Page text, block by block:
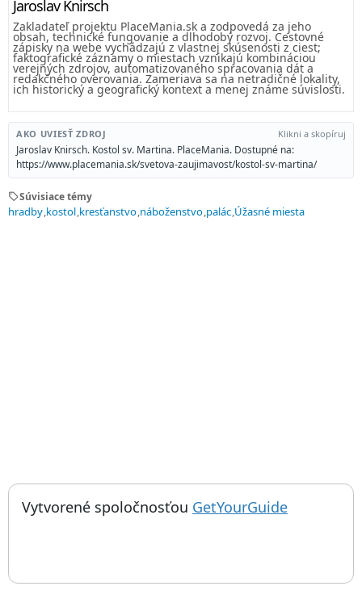
Jaroslav Knirsch
Zakladateľ projektu PlaceMania.sk a zodpovedá za jeho
obsah, technické fungovanie a dlhodobý rozvoj. Cestovné
zápisky na webe vychádzajú z vlastnej skúsenosti z ciest;
faktografické záznamy o miestach vznikajú kombináciou
verejných zdrojov, automatizovaného spracovania dát a
redakčného overovania. Zameriava sa na netradičné lokality,
ich historický a geografický kontext a menej známe súvislosti.
AKO UVIESŤ ZDROJ Klikni a skopíruj
Jaroslav Knirsch. Kostol sv. Martina. PlaceMania. Dostupné na:
https://www.placemania.sk/svetova-zaujimavost/kostol-sv-martina/
sellSúvisiace témy
hradby kostol kresťanstvo náboženstvo palác Úžasné miesta
Things to do near Kostol sv. Martina, Church of St. Martin,
Vytvorené spoločnosťou GetYourGuide; otvorí sa